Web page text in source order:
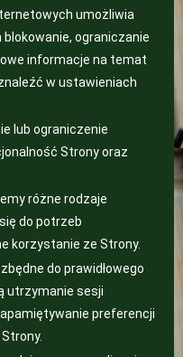
umożliwia
ograniczanie
informacje na temat
w ustawieniach
lub ograniczenie
Strony oraz
różne rodzaje
do potrzeb
korzystanie ze Strony.
do prawidłowego
utrzymanie sesji
preferencji